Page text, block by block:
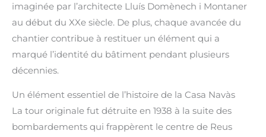
imaginée par l’architecte Lluís Domènech i Montaner
au début du XXe siècle. De plus, chaque avancée du
chantier contribue à restituer un élément qui a
marqué l’identité du bâtiment pendant plusieurs
décennies.
Un élément essentiel de l’histoire de la Casa Navàs
La tour originale fut détruite en 1938 à la suite des
bombardements qui frappèrent le centre de Reus